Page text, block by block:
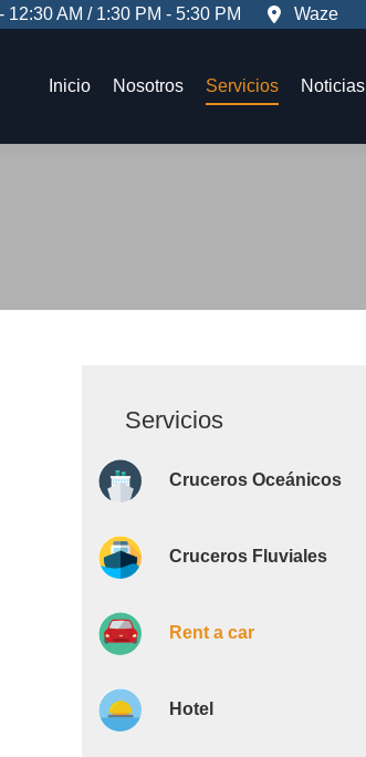
12:30 AM / 1:30 PM - 5:30 PM Waze
Inicio Nosotros Servicios Noticias
Servicios
Cruceros Oceánicos
Cruceros Fluviales
Rent a car
Hotel
Inicio Nosotros Servicios Noticias